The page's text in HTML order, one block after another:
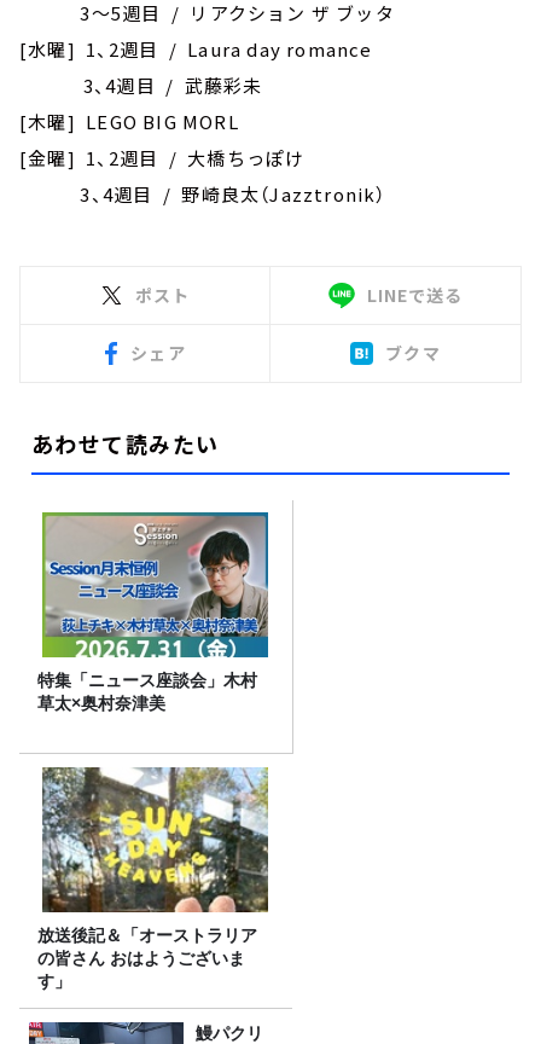
3～5週目 / リアクション ザ ブッタ
[水曜] 1、2週目 / Laura day romance
3、4週目 / 武藤彩未
[木曜] LEGO BIG MORL
[金曜] 1、2週目 / 大橋ちっぽけ
3、4週目 / 野崎良太（Jazztronik）
ポスト LINEで送る
シェア ブクマ
あわせて読みたい
特集「ニュース座談会」木村
草太×奥村奈津美
放送後記＆「オーストラリア
の皆さん おはようございま
す」
鰻パクリ